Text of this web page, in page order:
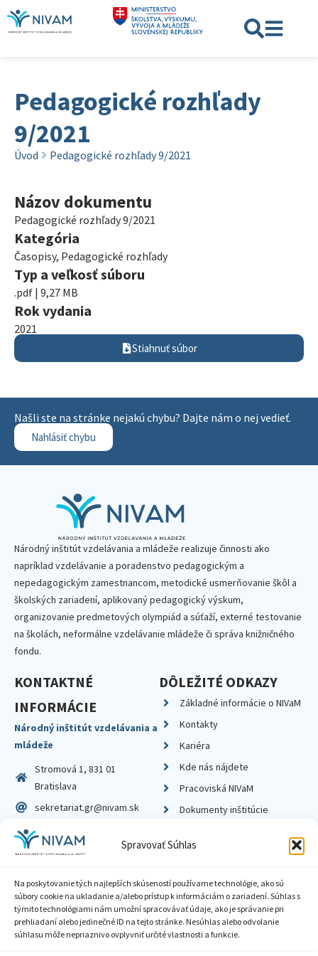
Spravovať Súhlas
Na poskytovanie tých najlepších skúseností používame technológie, ako sú
súbory cookie na ukladanie a/alebo prístup k informáciám o zariadení. Súhlas s
týmito technológiami nám umožní spracovávať údaje, ako je správanie pri
prehliadaní alebo jedinečné ID na tejto stránke. Nesúhlas alebo odvolanie
súhlasu môže nepriaznivo ovplyvniť určité vlastnosti a funkcie.
Pedagogické rozhľady
9/2021
Úvod Pedagogické rozhľady 9/2021
Názov dokumentu
Pedagogické rozhľady 9/2021
Kategória
Časopisy, Pedagogické rozhľady
Typ a veľkosť súboru
.pdf | 9,27 MB
Rok vydania
2021
Stiahnuť súbor
Našli ste na stránke nejakú chybu? Dajte nám o nej vedieť.
Nahlásiť chybu
Národný inštitút vzdelávania a mládeže realizuje činnosti ako
napríklad vzdelávanie a poradenstvo pedagogickým a
nepedagogickým zamestnancom, metodické usmerňovanie škôl a
školských zariadení, aplikovaný pedagogický výskum,
organizovanie predmetových olympiád a súťaží, externé testovanie
na školách, neformálne vzdelávanie mládeže či správa knižničného
fondu.
KONTAKTNÉ
INFORMÁCIE
Národný inštitút vzdelávania a
mládeže
Stromová 1, 831 01
Bratislava
sekretariat.gr@nivam.sk
IČO: 00164348
DIČ: 2020798714
DÔLEŽITÉ ODKAZY
Základné informácie o NIVaM
Kontakty
Kariéra
Kde nás nájdete
Pracoviská NIVaM
Dokumenty inštitúcie
Zásady ochrany súkromia